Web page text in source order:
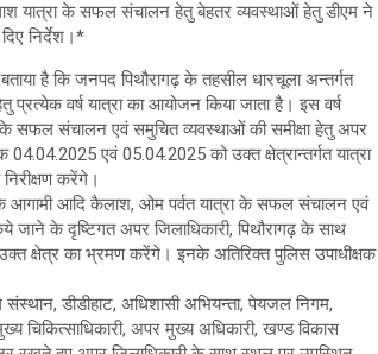
यात्रा के सफल संचालन हेतु बेहतर व्यवस्थाओं हेतु डीएम ने
निर्देश।*
बताया है कि जनपद पिथौरागढ़ के तहसील धारचूला अन्तर्गत
वर्ष यात्रा का आयोजन किया जाता है। इस वर्ष
के सफल संचालन एवं समुचित व्यवस्थाओं की समीक्षा हेतु अपर
04.04.2025 एवं 05.04.2025 को उक्त क्षेत्रान्तर्गत यात्रा
करेंगे।
कि आगामी आदि कैलाश, ओम पर्वत यात्रा के सफल संचालन एवं
जाने के दृष्टिगत अपर जिलाधिकारी, पिथौरागढ़ के साथ
क्षेत्र का भ्रमण करेंगे। इनके अतिरिक्त पुलिस उपाधीक्षक
डीडीहाट, अधिशासी अभियन्ता, पेयजल निगम,
चिकित्साधिकारी, अपर मुख्य अधिकारी, खण्ड विकास